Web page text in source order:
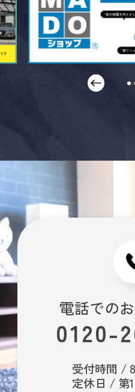
電話での
0120-
受付時間 /
定休日 / 第